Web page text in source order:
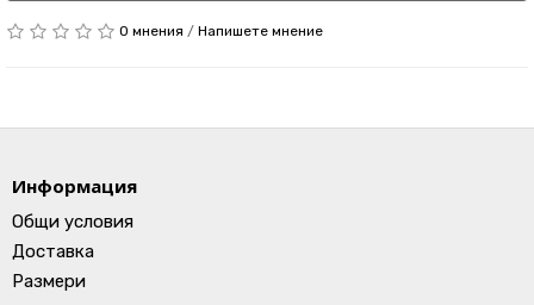
0 мнения / Напишете мнение
Информация
Общи условия
Доставка
Размери